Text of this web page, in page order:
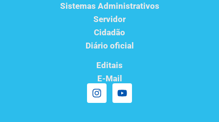
Sistemas Administrativos
Servidor
Cidadão
Diário oficial
Editais
E-Mail